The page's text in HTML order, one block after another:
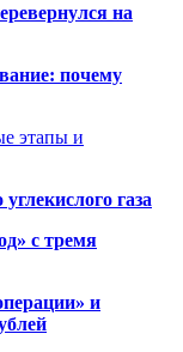
на
почему
этапы и
газа
с тремя
и